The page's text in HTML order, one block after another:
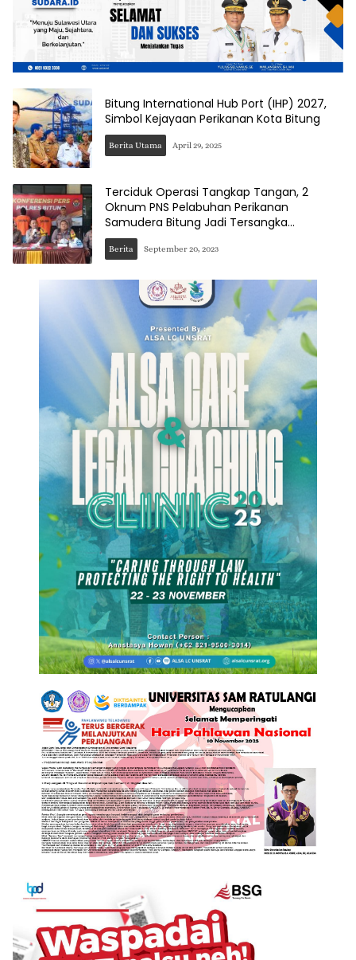
Bitung International Hub Port (IHP) 2027,
Simbol Kejayaan Perikanan Kota Bitung
Berita Utama April 29, 2025
Terciduk Operasi Tangkap Tangan, 2
Oknum PNS Pelabuhan Perikanan
Samudera Bitung Jadi Tersangka
Gratifikasi
Berita September 20, 2023